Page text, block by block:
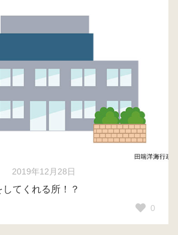
2019年12月28日
てくれる所！？
0